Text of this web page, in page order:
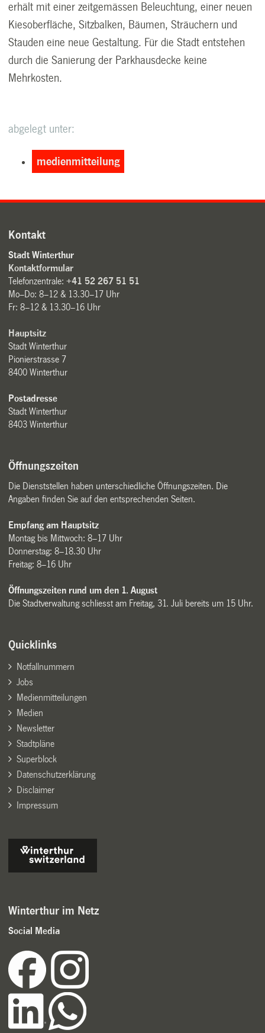
erhält mit einer zeitgemässen Beleuchtung, einer neuen
Kiesoberfläche, Sitzbalken, Bäumen, Sträuchern und
Stauden eine neue Gestaltung. Für die Stadt entstehen
durch die Sanierung der Parkhausdecke keine
Mehrkosten.
abgelegt unter:
medienmitteilung
Kontakt
Stadt Winterthur
Kontaktformular
Telefonzentrale:+41 52 267 51 51
Mo–Do: 8–12 & 13.30–17 Uhr
Fr: 8–12 & 13.30–16 Uhr
Hauptsitz
Stadt Winterthur
Pionierstrasse 7
8400 Winterthur
Postadresse
Stadt Winterthur
8403 Winterthur
Öffnungszeiten
Die Dienststellen haben unterschiedliche Öffnungszeiten. Die
Angaben finden Sie auf den entsprechenden Seiten.
Empfang am Hauptsitz
Montag bis Mittwoch: 8–17 Uhr
Donnerstag: 8–18.30 Uhr
Freitag: 8–16 Uhr
Öffnungszeiten rund um den 1. August
Die Stadtverwaltung schliesst am Freitag, 31. Juli bereits um 15 Uhr.
Quicklinks
Notfallnummern
Jobs
Medienmitteilungen
Medien
Newsletter
Stadtpläne
Superblock
Datenschutzerklärung
Disclaimer
Impressum
Winterthur im Netz
Social Media